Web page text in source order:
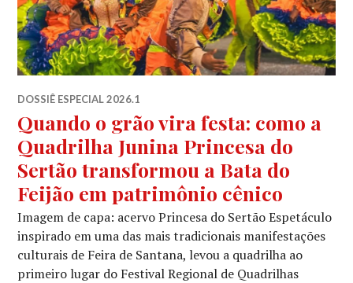
DOSSIÊ ESPECIAL 2026.1
Quando o grão vira festa: como a
Quadrilha Junina Princesa do
Sertão transformou a Bata do
Feijão em patrimônio cênico
Imagem de capa: acervo Princesa do Sertão Espetáculo
inspirado em uma das mais tradicionais manifestações
culturais de Feira de Santana, levou a quadrilha ao
primeiro lugar do Festival Regional de Quadrilhas